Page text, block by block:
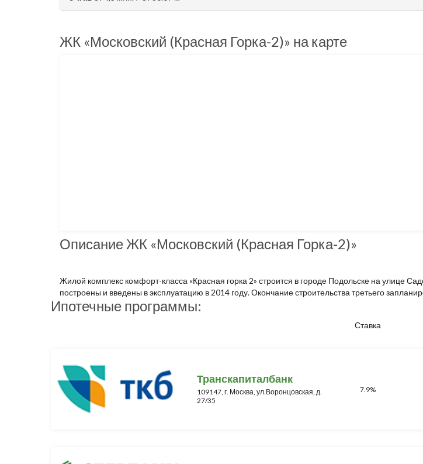
ЖК «Московский (Красная Горка-2)» на карте
Описание ЖК «Московский (Красная Горка-2)»
Жилой комплекс комфорт-класса «Красная горка 2» строится в городе Подольске на улице
построены и введены в эксплуатацию в 2014 году. Окончание строительства третьего
Ипотечные программы:
Ставка
Транскапиталбанк
109147, г. Москва, ул.Воронцовская, д.
27/35
7.9%